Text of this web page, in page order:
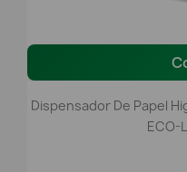
Dispensador De Papel
ECO-